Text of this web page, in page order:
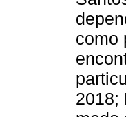
como
2018;